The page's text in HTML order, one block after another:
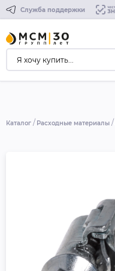
Служба поддержки
Каталог Расходные материалы